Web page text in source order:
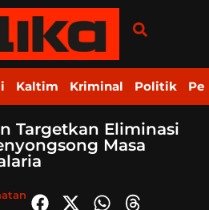
Kaltim Kriminal Politik
Targetkan Eliminasi
Masa